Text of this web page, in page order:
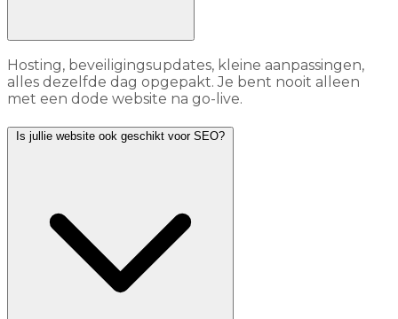
Hosting, beveiligingsupdates, kleine aanpassingen,
alles dezelfde dag opgepakt. Je bent nooit alleen
met een dode website na go-live.
Is jullie website ook geschikt voor SEO?